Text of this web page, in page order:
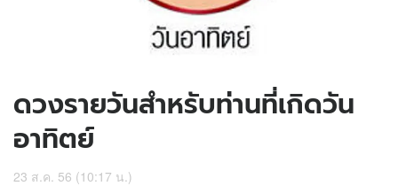
ดวงรายวันสำหรับท่านที่เกิดวัน
อาทิตย์
23 ส.ค. 56 (10:17 น.)